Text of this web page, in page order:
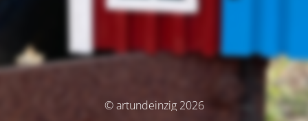
© artundeinzig 2026